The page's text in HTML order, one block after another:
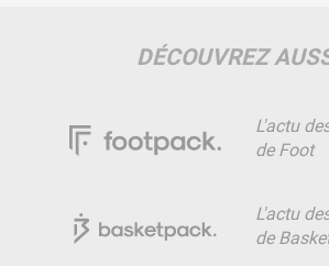
DÉCOUVREZ
L'actu
de Foot
L'actu
de